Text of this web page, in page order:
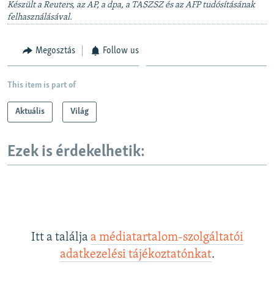
v
i
s
s
d
t
s
i
d
Készült a Reuters, az AP, a dpa, a TASZSZ és az AFP tudósításának
felhasználásával.
Megosztás Follow us
This item is part of
Aktuális Világ
Ezek is érdekelhetik:
Itt a találja a médiatartalom-szolgáltatói
adatkezelési tájékoztatónkat.